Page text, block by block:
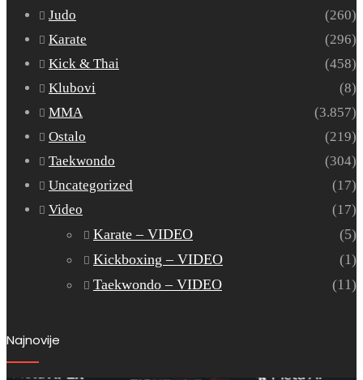
Judo
(260)
Karate
(296)
Kick & Thai
(458)
Klubovi
(8)
MMA
(3.857)
Ostalo
(219)
Taekwondo
(304)
Uncategorized
(17)
Video
(17)
Karate – VIDEO
(5)
Kickboxing – VIDEO
(1)
Taekwondo – VIDEO
(11)
Najnovije